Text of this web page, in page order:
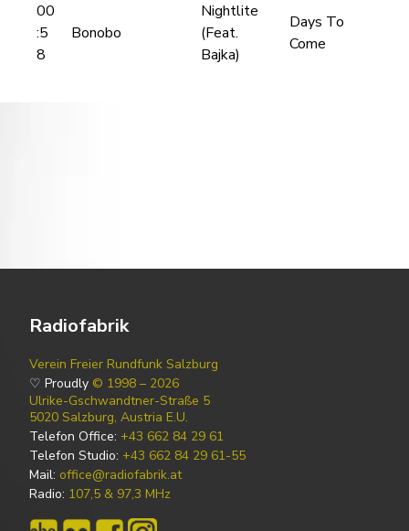
00
:5
8
Bonobo
Nightlite
(Feat.
Bajka)
Days To
Come
Radiofabrik
Verein Freier Rundfunk Salzburg
♡ Proudly © 1998 – 2026
Ulrike-Gschwandtner-Straße 5
5020 Salzburg, Austria E.U.
Telefon Office: +43 662 84 29 61
Telefon Studio: +43 662 84 29 61-55
Mail: office@radiofabrik.at
Radio: 107,5 & 97,3 MHz